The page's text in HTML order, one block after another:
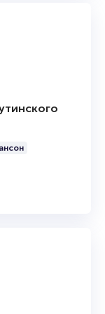
«Good Bye, мой
м году.
считается
1996 года. Её
позиции
СНГ. В ее
музыку в
шансон, кантри,
званием
в 2008-м
г. Был
конкурсов
Его первые
и «Босоногий
в 1994-м
ТВ и
наставником
«Голос. Дети».